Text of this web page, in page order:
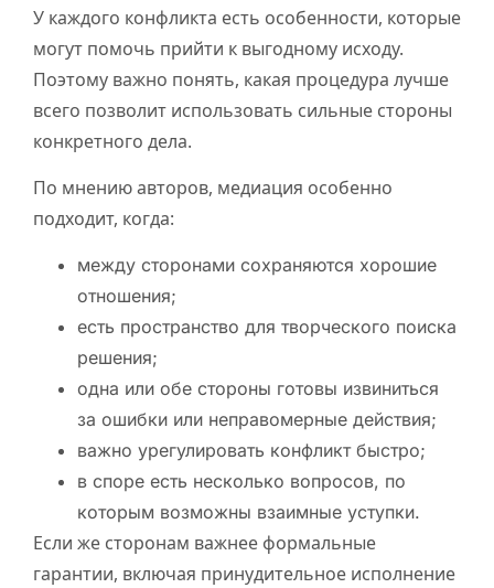
У каждого конфликта есть особенности, которые
могут помочь прийти к выгодному исходу.
Поэтому важно понять, какая процедура лучше
всего позволит использовать сильные стороны
конкретного дела.
По мнению авторов, медиация особенно
подходит, когда:
между сторонами сохраняются хорошие
отношения;
есть пространство для творческого поиска
решения;
одна или обе стороны готовы извиниться
за ошибки или неправомерные действия;
важно урегулировать конфликт быстро;
в споре есть несколько вопросов, по
которым возможны взаимные уступки.
Если же сторонам важнее формальные
гарантии, включая принудительное исполнение